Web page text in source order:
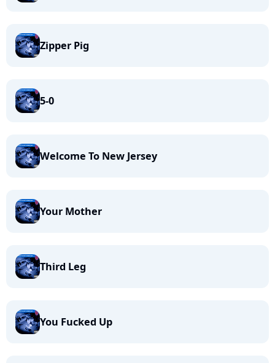
Zipper Pig
5-0
Welcome To New Jersey
Your Mother
Third Leg
You Fucked Up